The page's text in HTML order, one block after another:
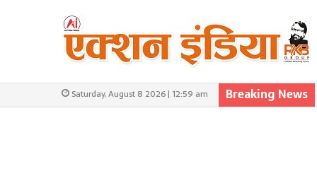
Saturday, August 8 2026 | 12:59 am Breaking News